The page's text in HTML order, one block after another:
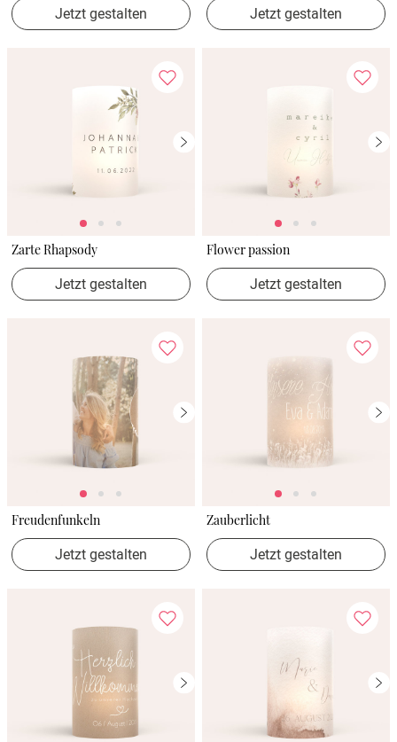
Jetzt gestalten Jetzt gestalten
Zarte Rhapsody
Jetzt gestalten
Flower passion
Jetzt gestalten
Freudenfunkeln
Jetzt gestalten
Zauberlicht
Jetzt gestalten